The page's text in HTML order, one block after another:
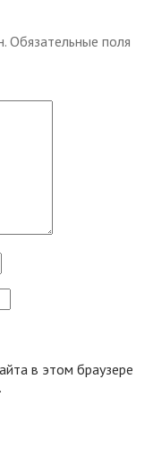
Обязательные поля
в этом браузере